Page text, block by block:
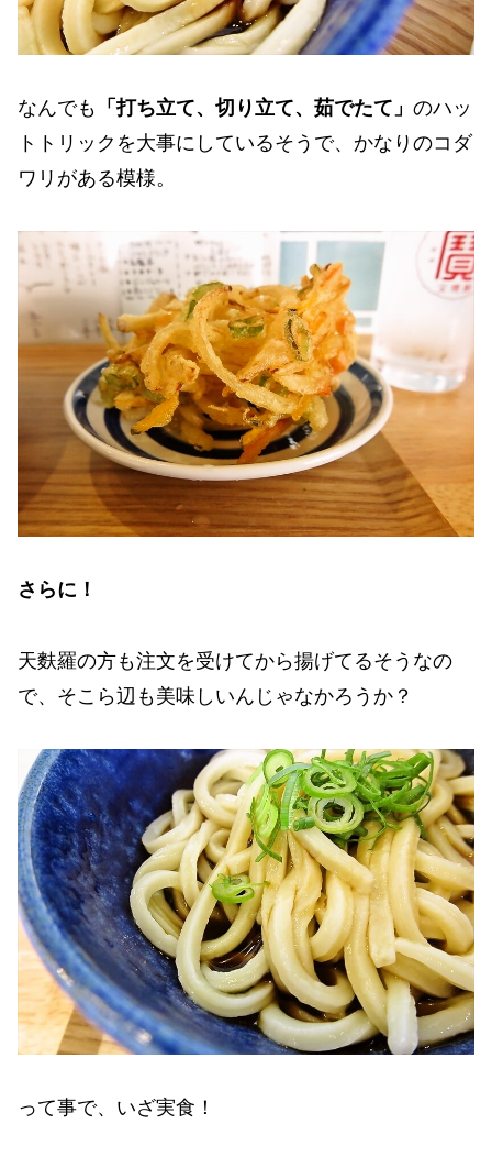
なんでも 「打ち立て、切り立て、茹でたて」 のハッ
トトリックを大事にしているそうで、かなりのコダ
ワリがある模様。
さらに！
天麩羅の方も注文を受けてから揚げてるそうなの
で、そこら辺も美味しいんじゃなかろうか？
って事で、いざ実食！